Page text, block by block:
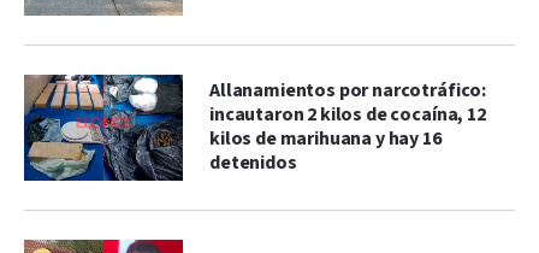
Allanamientos por narcotráfico:
incautaron 2 kilos de cocaína, 12
kilos de marihuana y hay 16
detenidos